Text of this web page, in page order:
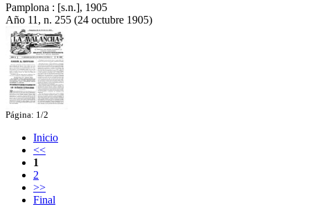
Pamplona : [s.n.], 1905
Año 11, n. 255 (24 octubre 1905)
Página: 1/2
Inicio
<<
1
2
>>
Final